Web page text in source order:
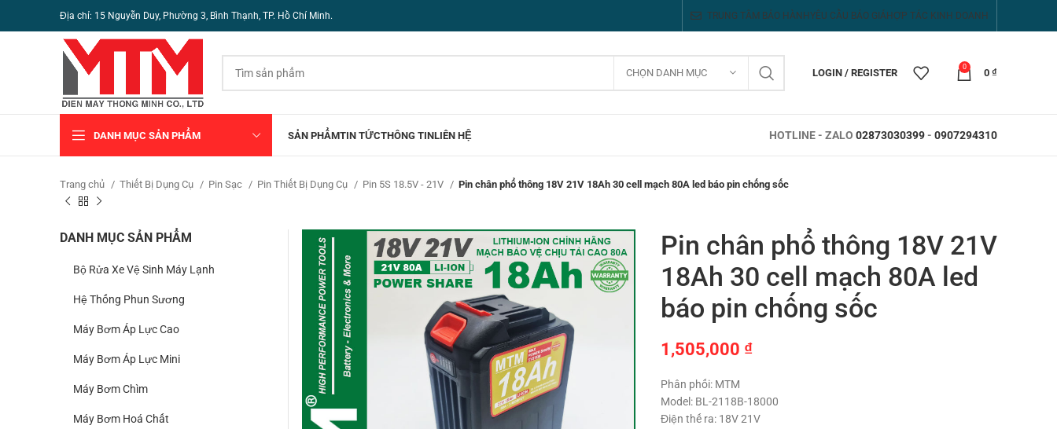
Địa chỉ: 15 Nguyễn Duy, Phường 3, Bình Thạnh, TP. Hồ Chí Minh. TRUNG TÂM BẢO HÀNH YÊU CẦU BÁO GIÁ HỢP TÁC KINH DOANH
CHỌN DANH MỤC LOGIN / REGISTER
0
0 ₫
DANH MỤC SẢN PHẨM SẢN PHẨMTIN TỨCTHÔNG TINLIÊN HỆ HOTLINE - ZALO 02873030399- 0907294310
Trang chủ Thiết Bị Dụng Cụ Pin Sạc Pin Thiết Bị Dụng Cụ Pin 5S 18.5V - 21V Pin chân phổ thông 18V 21V 18Ah 30 cell mạch 80A led báo pin chống sốc
Pin chân phổ thông 18V 21V
18Ah 30 cell mạch 80A led
báo pin chống sốc
1,505,000 ₫
Phân phối: MTM
Model: BL-2118B-18000
Điện thế ra: 18V 21V
DANH MỤC SẢN PHẨM
Bộ Rửa Xe Vệ Sinh Máy Lạnh
Hệ Thống Phun Sương
Máy Bơm Áp Lực Cao
Máy Bơm Áp Lực Mini
Máy Bơm Chìm
Máy Bơm Hoá Chất